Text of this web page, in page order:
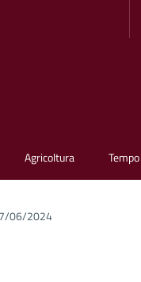
Agricoltura
06/2024